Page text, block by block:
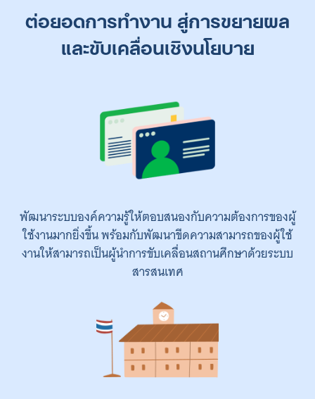
ต่อยอดการทำงาน สู่การขยายผล
และขับเคลื่อนเชิงนโยบาย
พัฒนาระบบองค์ความรู้ให้ตอบสนองกับความต้องการของผู้
ใช้งานมากยิ่งขึ้น พร้อมกับพัฒนาขีดความสามารถของผู้ใช้
งานให้สามารถเป็นผู้นำการขับเคลื่อนสถานศึกษาด้วยระบบ
สารสนเทศ